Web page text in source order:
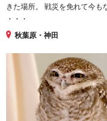
きた場所。 戦災を免れて今も
・・・
秋葉原・神田